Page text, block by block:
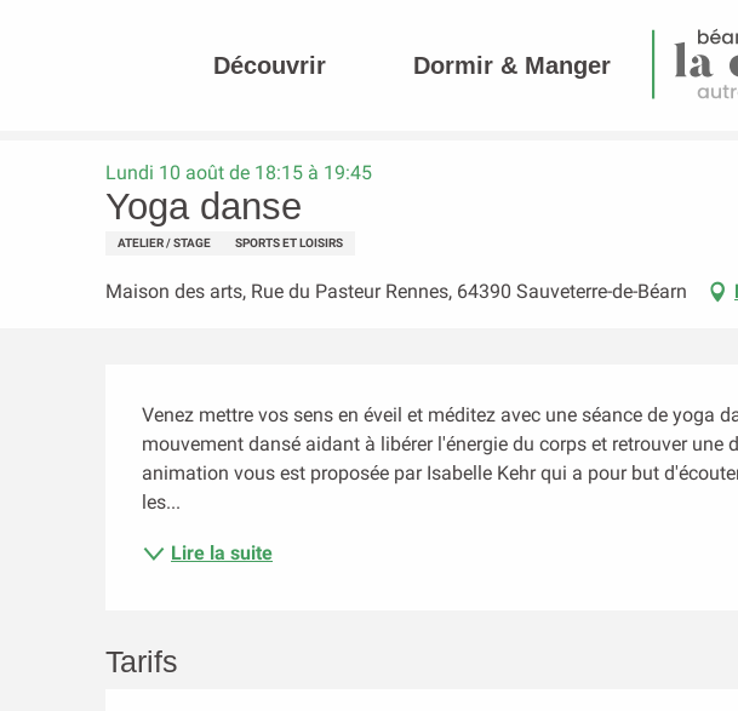
Découvrir Dormir & Manger
Lundi 10 août de 18:15 à 19:45
Yoga danse
ATELIER / STAGE SPORTS ET LOISIRS
Maison des arts, Rue du Pasteur Rennes, 64390 Sauveterre-de-Béarn
Venez mettre vos sens en éveil et méditez avec une séance de yoga
mouvement dansé aidant à libérer l'énergie du corps et retrouver une
animation vous est proposée par Isabelle Kehr qui a pour but
les...
Lire la suite
Tarifs